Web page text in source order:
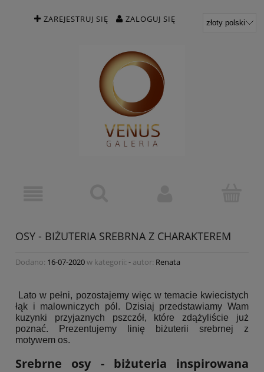
ZAREJESTRUJ SIĘ ZALOGUJ SIĘ
OSY - BIŻUTERIA SREBRNA Z CHARAKTEREM
Dodano: 16-07-2020w kategorii: - autor: Renata
Lato w pełni, pozostajemy więc w temacie kwiecistych
łąk i malowniczych pól. Dzisiaj przedstawiamy Wam
kuzynki przyjaznych pszczół, które zdążyliście już
poznać. Prezentujemy linię biżuterii srebrnej z
motywem os.
Srebrne osy - biżuteria inspirowana